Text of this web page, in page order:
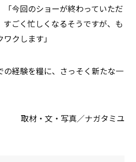
今回のショーが終わっていただ
すごく忙しくなるそうですが、も
クします」
の経験を糧に、さっそく新たな一
取材・文・写真／ナガタミユ